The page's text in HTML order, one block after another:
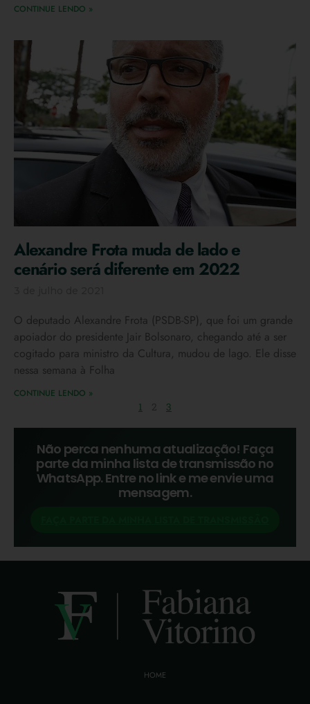
CONTINUE LENDO »
Alexandre Frota muda de lado e
cenário será diferente em 2022
O deputado Alexandre Frota (PSDB-SP), que foi um grande
apoiador do presidente Jair Bolsonaro, chegando até a ser
cogitado para ministro da Cultura, mudou de lago. Ele disse
nessa semana à Folha
CONTINUE LENDO »
1 3
Não perca nenhuma atualização! Faça
parte da minha lista de transmissão no
WhatsApp. Entre no link e me envie uma
mensagem.
HOME